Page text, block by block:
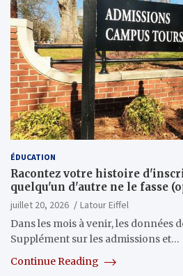
ÉDUCATION
Racontez votre histoire
quelqu'un d'autre ne le fasse
juillet 20, 2026
Latour Eiffel
Dans les mois à venir, les données
Supplément sur les admissions et…
Continue Reading